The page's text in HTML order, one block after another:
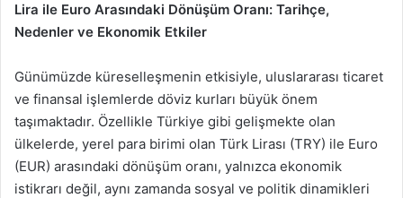
Lira ile Euro Arasındaki Dönüşüm Oranı: Tarihçe,
Nedenler ve Ekonomik Etkiler
Günümüzde küreselleşmenin etkisiyle, uluslararası ticaret
ve finansal işlemlerde döviz kurları büyük önem
taşımaktadır. Özellikle Türkiye gibi gelişmekte olan
ülkelerde, yerel para birimi olan Türk Lirası (TRY) ile Euro
(EUR) arasındaki dönüşüm oranı, yalnızca ekonomik
istikrarı değil, aynı zamanda sosyal ve politik dinamikleri